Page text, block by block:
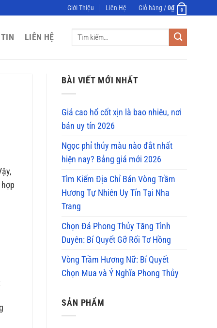
Giới Thiệu Liên Hệ Giỏ hàng /0₫ 0
LIÊN HỆ
Tìm
BÀI VIẾT MỚI NHẤT
Giá cao hổ cốt xịn là bao nhiêu, nơi
bán uy tín 2026
Ngọc phỉ thúy màu nào đắt nhất
hiện nay? Bảng giá mới 2026
Tìm Kiếm Địa Chỉ Bán Vòng Trầm
Hương Tự Nhiên Uy Tín Tại Nha
Trang
Chọn Đá Phong Thủy Tăng Tình
Duyên: Bí Quyết Gỡ Rối Tơ Hồng
Vòng Trầm Hương Nữ: Bí Quyết
Chọn Mua và Ý Nghĩa Phong Thủy
SẢN PHẨM